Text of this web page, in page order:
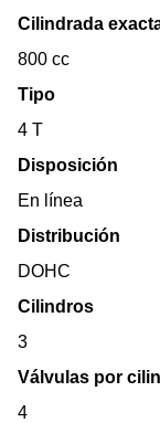
Cilindrada
800 cc
Tipo
4 T
Disposición
En línea
Distribución
DOHC
Cilindros
3
Válvulas por
4